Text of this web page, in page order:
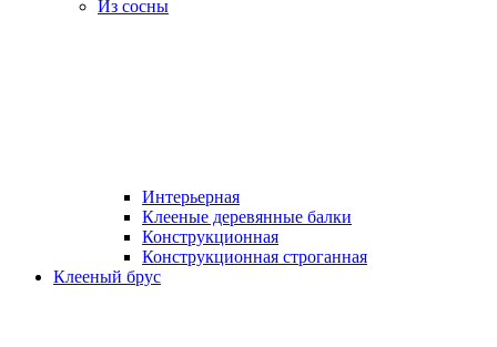
Из сосны
Интерьерная
Клееные деревянные балки
Конструкционная
Конструкционная строганная
Клееный брус